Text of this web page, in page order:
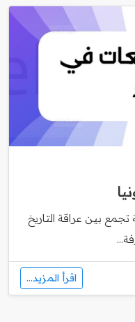
بين عراقة التاريخ
اقرأ المزيد...